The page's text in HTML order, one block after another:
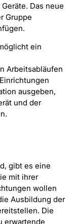
Das neue
Gruppe
ein
Arbeitsabläufen
ausgeben,
und der
gibt es eine
mit ihrer
wollen
Ausbildung der
Die
erwartende